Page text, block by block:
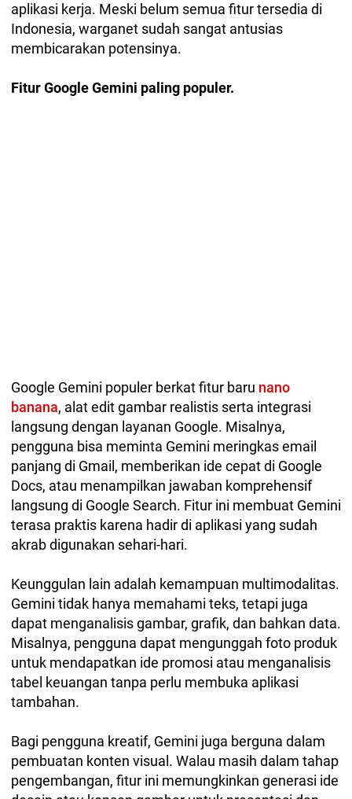
aplikasi kerja. Meski belum semua fitur tersedia di
Indonesia, warganet sudah sangat antusias
membicarakan potensinya.
Fitur Google Gemini paling populer.
Google Gemini populer berkat fitur baru nano
banana, alat edit gambar realistis serta integrasi
langsung dengan layanan Google. Misalnya,
pengguna bisa meminta Gemini meringkas email
panjang di Gmail, memberikan ide cepat di Google
Docs, atau menampilkan jawaban komprehensif
langsung di Google Search. Fitur ini membuat Gemini
terasa praktis karena hadir di aplikasi yang sudah
akrab digunakan sehari-hari.
Keunggulan lain adalah kemampuan multimodalitas.
Gemini tidak hanya memahami teks, tetapi juga
dapat menganalisis gambar, grafik, dan bahkan data.
Misalnya, pengguna dapat mengunggah foto produk
untuk mendapatkan ide promosi atau menganalisis
tabel keuangan tanpa perlu membuka aplikasi
tambahan.
Bagi pengguna kreatif, Gemini juga berguna dalam
pembuatan konten visual. Walau masih dalam tahap
pengembangan, fitur ini memungkinkan generasi ide